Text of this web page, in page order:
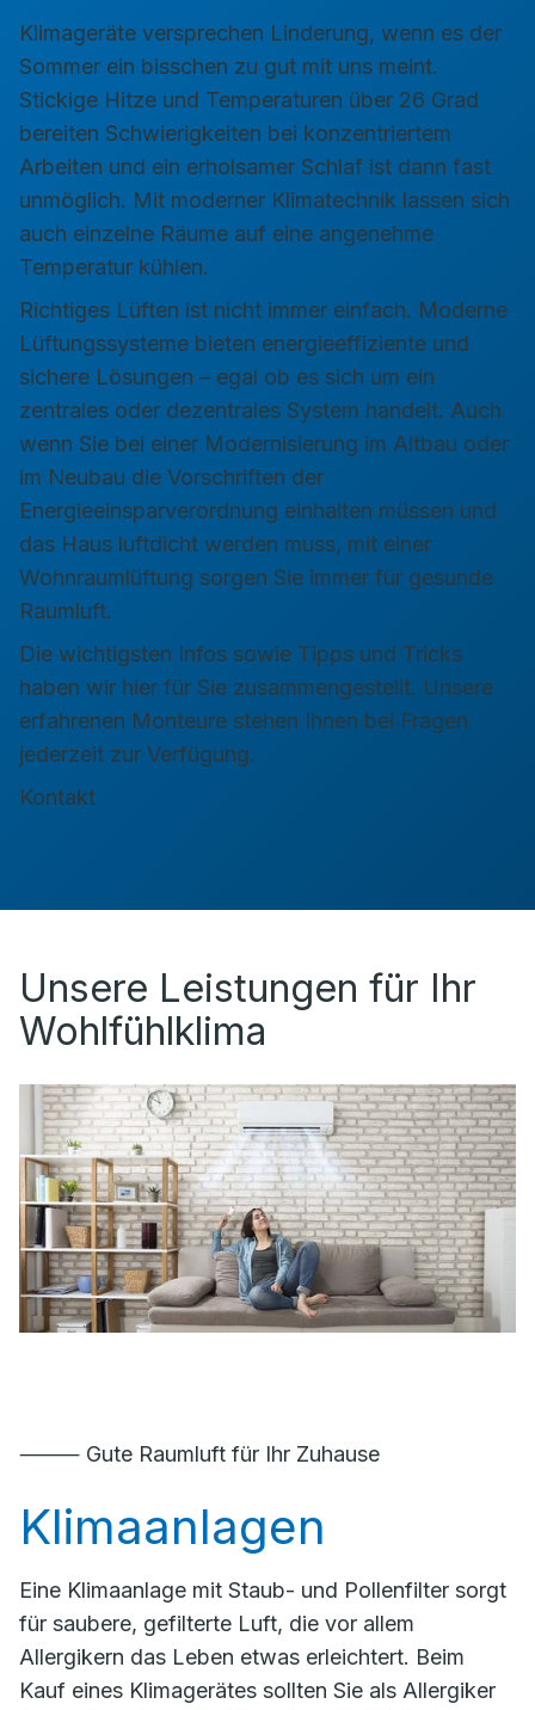
Klimageräte versprechen Linderung, wenn es der
Sommer ein bisschen zu gut mit uns meint.
Stickige Hitze und Temperaturen über 26 Grad
bereiten Schwierigkeiten bei konzentriertem
Arbeiten und ein erholsamer Schlaf ist dann fast
unmöglich. Mit moderner Klimatechnik lassen sich
auch einzelne Räume auf eine angenehme
Temperatur kühlen.
Richtiges Lüften ist nicht immer einfach. Moderne
Lüftungssysteme bieten energieeffiziente und
sichere Lösungen – egal ob es sich um ein
zentrales oder dezentrales System handelt. Auch
wenn Sie bei einer Modernisierung im Altbau oder
im Neubau die Vorschriften der
Energieeinsparverordnung einhalten müssen und
das Haus luftdicht werden muss, mit einer
Wohnraumlüftung sorgen Sie immer für gesunde
Raumluft.
Die wichtigsten Infos sowie Tipps und Tricks
haben wir hier für Sie zusammengestellt. Unsere
erfahrenen Monteure stehen Ihnen bei Fragen
jederzeit zur Verfügung.
Kontakt
Unsere Leistungen für Ihr
Wohlfühlklima
⸻ Gute Raumluft für Ihr Zuhause
Klimaanlagen
Eine Klimaanlage mit Staub- und Pollenfilter sorgt
für saubere, gefilterte Luft, die vor allem
Allergikern das Leben etwas erleichtert. Beim
Kauf eines Klimagerätes sollten Sie als Allergiker